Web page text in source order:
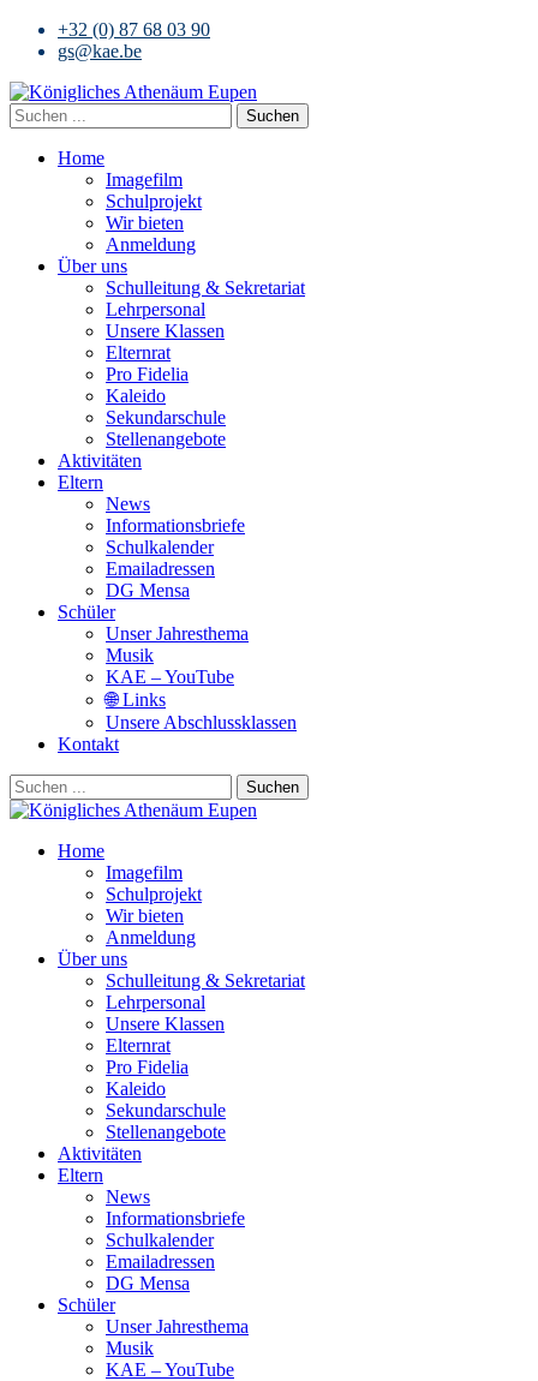
+32 (0) 87 68 03 90
gs@kae.be
Suchen
Home
Imagefilm
Schulprojekt
Wir bieten
Anmeldung
Über uns
Schulleitung & Sekretariat
Lehrpersonal
Unsere Klassen
Elternrat
Pro Fidelia
Kaleido
Sekundarschule
Stellenangebote
Aktivitäten
Eltern
News
Informationsbriefe
Schulkalender
Emailadressen
DG Mensa
Schüler
Unser Jahresthema
Musik
KAE – YouTube
🌐 Links
Unsere Abschlussklassen
Kontakt
Suchen
Home
Imagefilm
Schulprojekt
Wir bieten
Anmeldung
Über uns
Schulleitung & Sekretariat
Lehrpersonal
Unsere Klassen
Elternrat
Pro Fidelia
Kaleido
Sekundarschule
Stellenangebote
Aktivitäten
Eltern
News
Informationsbriefe
Schulkalender
Emailadressen
DG Mensa
Schüler
Unser Jahresthema
Musik
KAE – YouTube